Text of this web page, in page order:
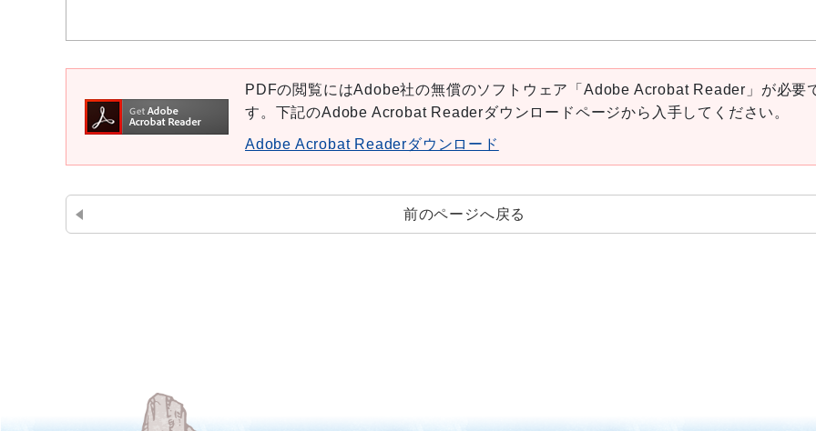
PDFの閲覧にはAdobe社の無償のソフトウェア「Adobe Acrobat Reader」が必要
す。下記のAdobe Acrobat Readerダウンロードページから入手してください。
Adobe Acrobat Readerダウンロード
前のページへ戻る